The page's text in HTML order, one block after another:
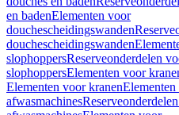
en badenElementen voor
douchescheidingswanden
douchescheidingswanden
slophoppersReserveonderdelen
slophoppersElementen voor
Elementen voor kranen
afwasmachines